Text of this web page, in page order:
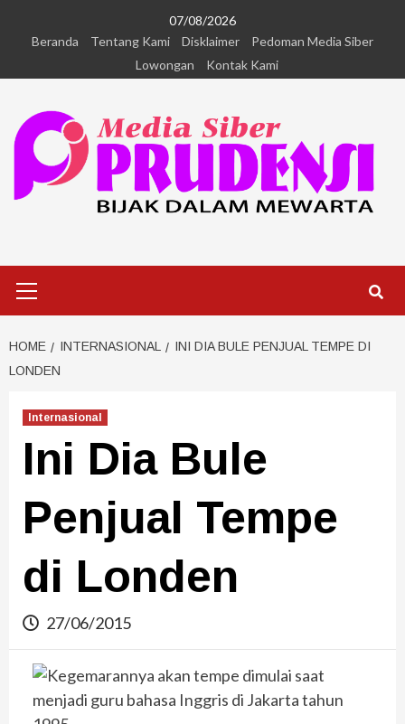
07/08/2026
Beranda
Tentang Kami Disklaimer
Pedoman Media Siber
Lowongan
Kontak Kami
HOME INTERNASIONAL
INI DIA BULE PENJUAL TEMPE DI
LONDEN
Internasional
Ini Dia Bule
Penjual Tempe
di Londen
27/06/2015